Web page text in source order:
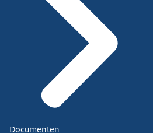
Documenten